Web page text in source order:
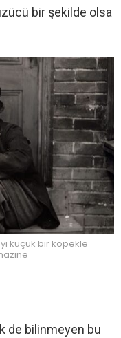
bir şekilde olsa
küçük bir köpekle
de bilinmeyen bu